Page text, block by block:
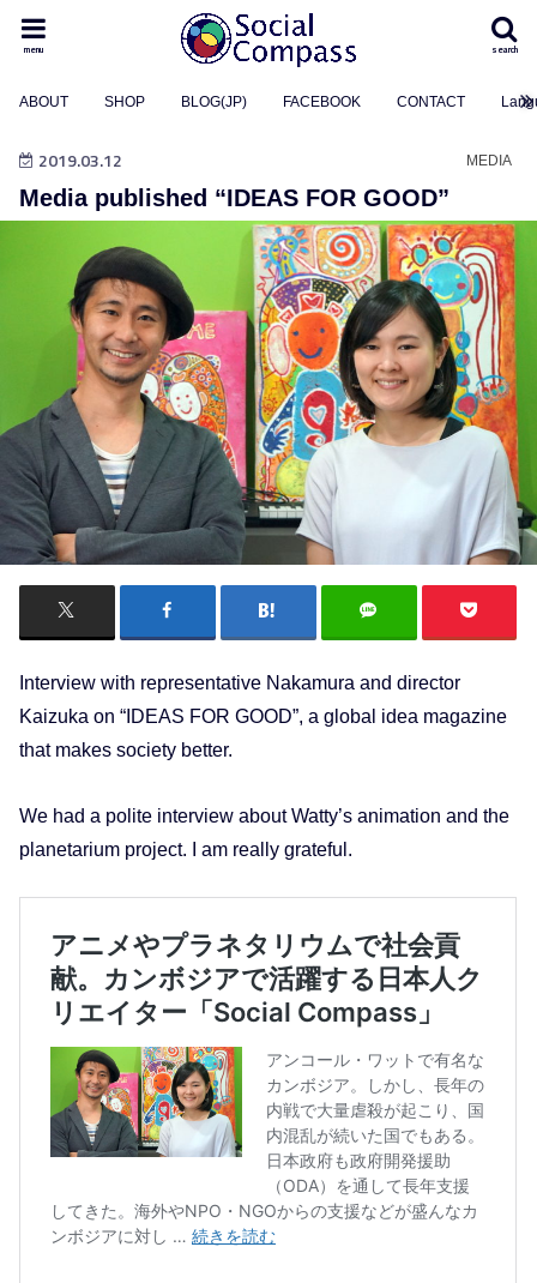
search
menu
ABOUT SHOP BLOG(JP) FACEBOOK CONTACT
MEDIA
2019.03.12
Media published “IDEAS FOR GOOD”
Interview with representative Nakamura and director
Kaizuka on “IDEAS FOR GOOD”, a global idea magazine
that makes society better.
We had a polite interview about Watty’s animation and the
planetarium project. I am really grateful.